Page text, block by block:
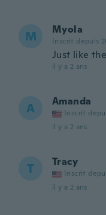
M Myola
Inscrit depuis
Just like
il y a 2 ans
A Amanda
Inscrit
il y a 2 ans
T Tracy
Inscrit
il y a 2 ans